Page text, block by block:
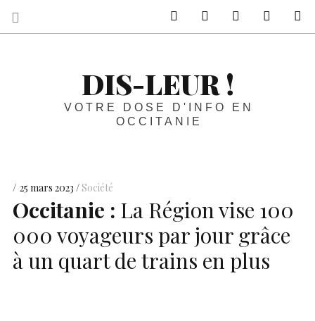
DIS-LEUR !
VOTRE DOSE D'INFO EN
OCCITANIE
25 mars 2023 Société
Occitanie : La Région vise 100
000 voyageurs par jour grâce
à un quart de trains en plus